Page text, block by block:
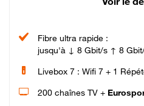
Fibre ultra rapide :
jusqu'à ↓ 8 Gbit/s ↑ 8
Livebox 7 : Wifi 7 + 1
200 chaînes TV +